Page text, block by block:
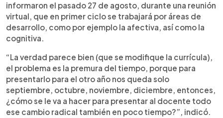
informaron el pasado 27 de agosto, durante una reunión
virtual, que en primer ciclo se trabajará por áreas de
desarrollo, como por ejemplo la afectiva, así como la
cognitiva.
“La verdad parece bien (que se modifique la currícula),
el problema es la premura del tiempo, porque para
presentarlo para el otro año nos queda solo
septiembre, octubre, noviembre, diciembre, entonces,
¿cómo se le va a hacer para presentar al docente todo
ese cambio radical también en poco tiempo?”, indicó.